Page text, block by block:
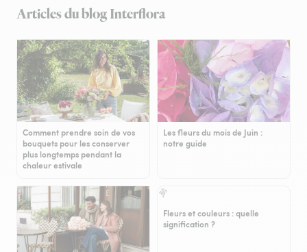
Articles du blog Interflora
Comment prendre soin de vos
bouquets pour les conserver
plus longtemps pendant la
chaleur estivale
Les fleurs du mois de Juin :
notre guide
Fleurs et couleurs : quelle
signification ?